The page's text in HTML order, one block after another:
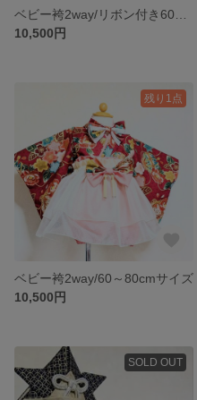
10,500円
残り1点
ベビー袴2way/60～80cmサイズ
10,500円
SOLD OUT